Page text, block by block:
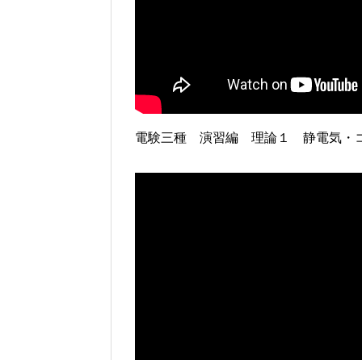
電験三種 演習編 理論１ 静電気・コ